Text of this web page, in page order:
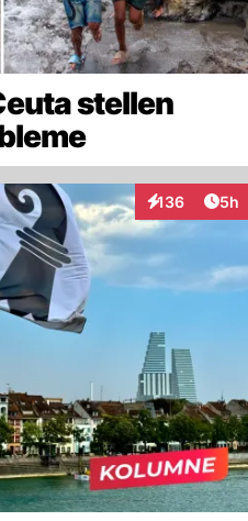
stellen
136
Interaktionen
5h